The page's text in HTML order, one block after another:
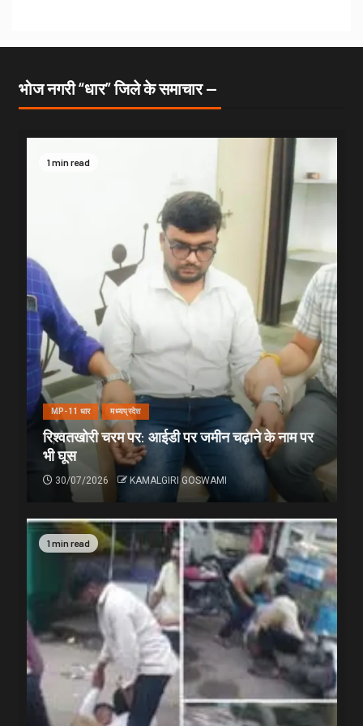
भोज नगरी “धार” जिले के समाचार —
1 min read
MP-11 धार मध्यप्रदेश
रिश्वतखोरी चरम पर: आईडी पर जमीन चढ़ाने के नाम पर
भी घूस
30/07/2026 KAMALGIRI GOSWAMI
1 min read